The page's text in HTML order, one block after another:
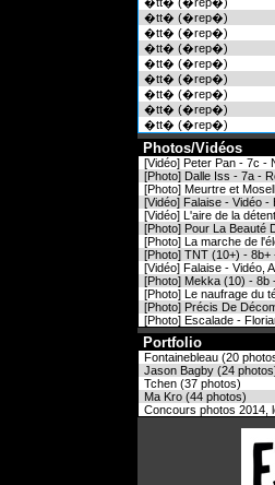
�tt� (�rep�)
�tt� (�rep�)
�tt� (�rep�)
�tt� (�rep�)
�tt� (�rep�)
�tt� (�rep�)
�tt� (�rep�)
�tt� (�rep�)
Photos/Vidéos
[Vidéo] Peter Pan - 7c -
[Photo] Dalle Iss - 7a -
[Photo] Meurtre et
[Vidéo] Falaise - Vidéo -
[Vidéo] L'aire de la
[Photo] Pour La Beauté
[Photo] La marche de
[Photo] TNT (10+) - 8b+
[Vidéo] Falaise - Vidéo,
[Photo] Mekka (10) - 8b
[Photo] Le naufrage du
[Photo] Précis De
[Photo] Escalade -
Portfolio
Fontainebleau (20
Jason Bagby (24
Tchen (37 photos)
Ma Kro (44 photos)
Concours photos 2014,